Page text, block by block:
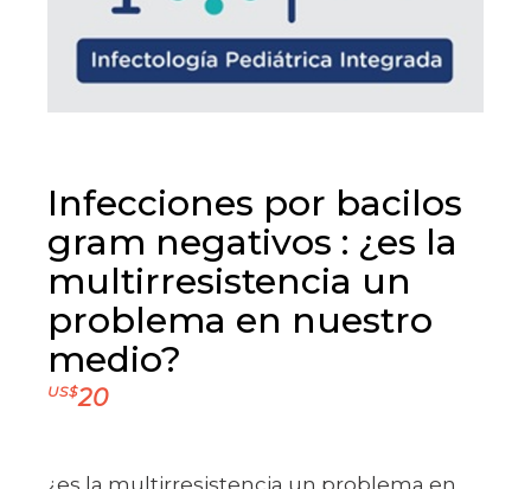
Infecciones por bacilos
gram negativos : ¿es la
multirresistencia un
problema en nuestro
medio?
US$20